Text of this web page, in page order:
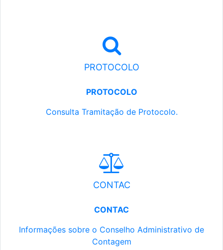
PROTOCOLO
PROTOCOLO
Consulta Tramitação de Protocolo.
CONTAC
CONTAC
Informações sobre o Conselho Administrativo de
Contagem